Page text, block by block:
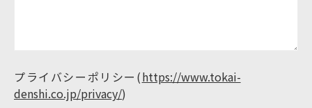
プライバシーポリシー (https://www.tokai-
denshi.co.jp/privacy/)